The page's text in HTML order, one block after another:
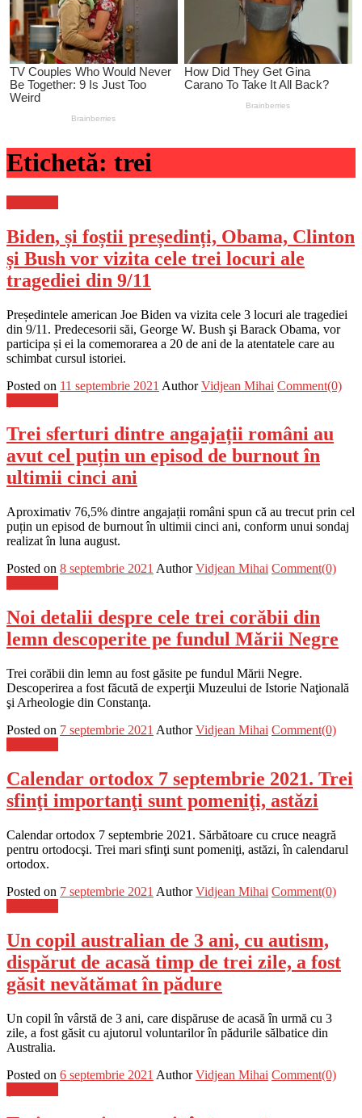
Etichetă: trei
Biden, și foștii președinți, Obama, Clinton
și Bush vor vizita cele trei locuri ale
tragediei din 9/11
Președintele american Joe Biden va vizita cele 3 locuri ale tragediei
din 9/11. Predecesorii săi, George W. Bush şi Barack Obama, vor
participa și ei la comemorarea a 20 de ani de la atentatele care au
schimbat cursul istoriei.
Posted on 11 septembrie 2021 Author Vidjean Mihai Comment(0)
Trei sferturi dintre angajații români au
avut cel puțin un episod de burnout în
ultimii cinci ani
Aproximativ 76,5% dintre angajații români spun că au trecut prin cel
puțin un episod de burnout în ultimii cinci ani, conform unui sondaj
realizat în luna august.
Posted on 8 septembrie 2021 Author Vidjean Mihai Comment(0)
Noi detalii despre cele trei corăbii din
lemn descoperite pe fundul Mării Negre
Trei corăbii din lemn au fost găsite pe fundul Mării Negre.
Descoperirea a fost făcută de experţii Muzeului de Istorie Naţională
şi Arheologie din Constanţa.
Posted on 7 septembrie 2021 Author Vidjean Mihai Comment(0)
Calendar ortodox 7 septembrie 2021. Trei
sfinţi importanţi sunt pomeniţi, astăzi
Calendar ortodox 7 septembrie 2021. Sărbătoare cu cruce neagră
pentru ortodocşi. Trei mari sfinţi sunt pomeniţi, astăzi, în calendarul
ortodox.
Posted on 7 septembrie 2021 Author Vidjean Mihai Comment(0)
Un copil australian de 3 ani, cu autism,
dispărut de acasă timp de trei zile, a fost
găsit nevătămat în pădure
Un copil în vârstă de 3 ani, care dispăruse de acasă în urmă cu 3
zile, a fost găsit cu ajutorul voluntarilor în pădurile sălbatice din
Australia.
Posted on 6 septembrie 2021 Author Vidjean Mihai Comment(0)